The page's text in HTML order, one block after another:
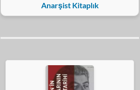
Anarşist Kitaplık